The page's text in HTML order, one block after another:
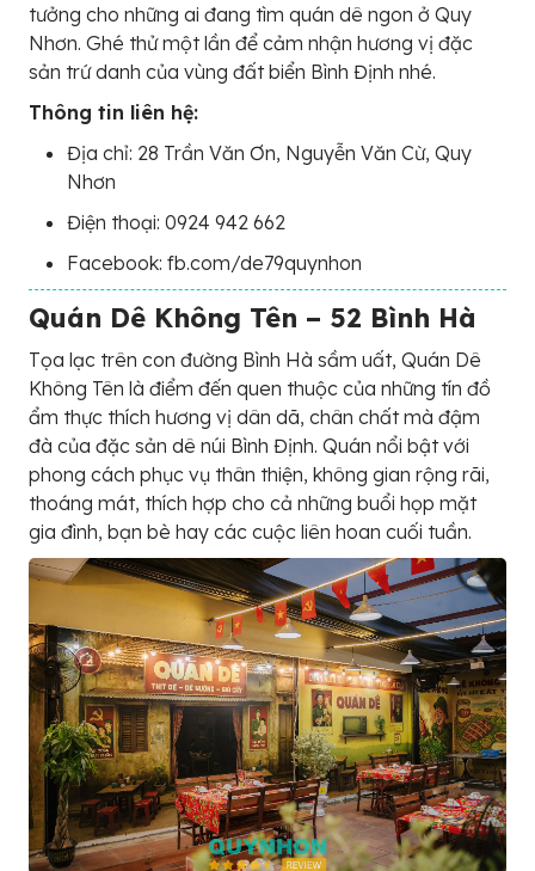
tưởng cho những ai đang tìm quán dê ngon ở Quy
Nhơn. Ghé thử một lần để cảm nhận hương vị đặc
sản trứ danh của vùng đất biển Bình Định nhé.
Thông tin liên hệ:
Địa chỉ: 28 Trần Văn Ơn, Nguyễn Văn Cừ, Quy
Nhơn
Điện thoại: 0924 942 662
Facebook: fb.com/de79quynhon
Quán Dê Không Tên – 52 Bình Hà
Tọa lạc trên con đường Bình Hà sầm uất, Quán Dê
Không Tên là điểm đến quen thuộc của những tín đồ
ẩm thực thích hương vị dân dã, chân chất mà đậm
đà của đặc sản dê núi Bình Định. Quán nổi bật với
phong cách phục vụ thân thiện, không gian rộng rãi,
thoáng mát, thích hợp cho cả những buổi họp mặt
gia đình, bạn bè hay các cuộc liên hoan cuối tuần.